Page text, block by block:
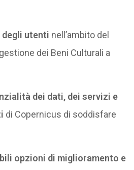
utenti nell’ambito del
dei Beni Culturali a
dei dati, dei servizi e
di Copernicus di soddisfare
opzioni di miglioramento e